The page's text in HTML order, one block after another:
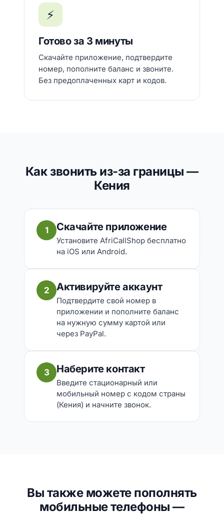
⚡
Готово за 3 минуты
Скачайте приложение, подтвердите
номер, пополните баланс и звоните.
Без предоплаченных карт и кодов.
Как звонить из-за границы —
Кения
1 Скачайте приложение
Установите AfriCallShop бесплатно
на iOS или Android.
2 Активируйте аккаунт
Подтвердите свой номер в
приложении и пополните баланс
на нужную сумму картой или
через PayPal.
3 Наберите контакт
Введите стационарный или
мобильный номер с кодом страны
(Кения) и начните звонок.
Вы также можете пополнять
мобильные телефоны —